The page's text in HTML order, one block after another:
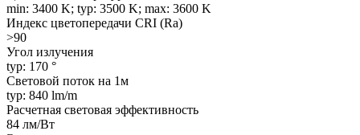
min: 3400 K; typ: 3500 K; max: 3600 K
Индекс цветопередачи CRI (Ra)
>90
Угол излучения
typ: 170 °
Световой поток на 1м
typ: 840 lm/m
Расчетная световая эффективность
84 лм/Вт